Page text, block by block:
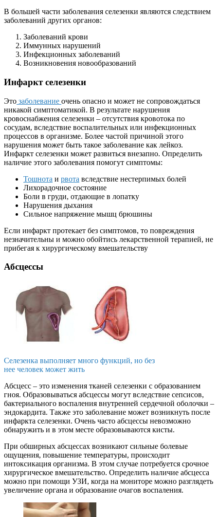
В большей части заболевания селезенки являются следствием
заболеваний других органов:
Заболеваний крови
Иммунных нарушений
Инфекционных заболеваний
Возникновения новообразований
Инфаркт селезенки
Это заболевание очень опасно и может не сопровождаться
никакой симптоматикой. В результате нарушения
кровоснабжения селезенки – отсутствия кровотока по
сосудам, вследствие воспалительных или инфекционных
процессов в организме. Более частой причиной этого
нарушения может быть такое заболевание как лейкоз.
Инфаркт селезенки может развиться внезапно. Определить
наличие этого заболевания помогут симптомы:
Тошнота и рвота вследствие нестерпимых болей
Лихорадочное состояние
Боли в груди, отдающие в лопатку
Нарушения дыхания
Сильное напряжение мышц брюшины
Если инфаркт протекает без симптомов, то повреждения
незначительны и можно обойтись лекарственной терапией, не
прибегая к хирургическому вмешательству
Абсцессы
Селезенка выполняет много функций, но без
нее человек может жить
Абсцесс – это изменения тканей селезенки с образованием
гноя. Образовываться абсцессы могут вследствие сепсисов,
бактериального воспаления внутренней сердечной оболочки –
эндокардита. Также это заболевание может возникнуть после
инфаркта селезенки. Очень часто абсцессы невозможно
обнаружить и в этом месте образовываются кисты.
При обширных абсцессах возникают сильные болевые
ощущения, повышение температуры, происходит
интоксикация организма. В этом случае потребуется срочное
хирургическое вмешательство. Определить наличие абсцесса
можно при помощи УЗИ, когда на мониторе можно разглядеть
увеличение органа и образование очагов воспаления.